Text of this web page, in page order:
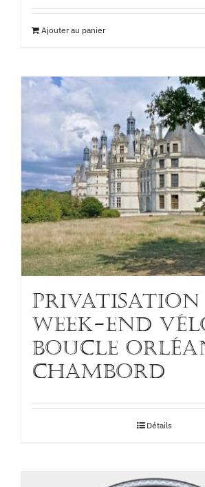
Ajouter au panier
PRIVATISATION
WEEK-END
BOUCLE
CHAMBORD
Détails